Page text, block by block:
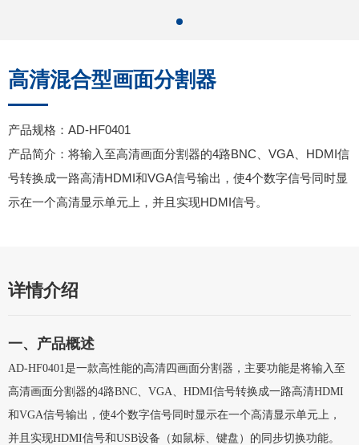
高清混合型画面分割器
产品规格：AD-HF0401
产品简介：将输入至高清画面分割器的4路BNC、VGA、HDMI信
号转换成一路高清HDMI和VGA信号输出，使4个数字信号同时显
示在一个高清显示单元上，并且实现HDMI信号。
详情介绍
一、产品概述
AD-HF0401是一款高性能的高清四画面分割器，主要功能是将输入至
高清画面分割器的4路BNC、VGA、HDMI信号转换成一路高清HDMI
和VGA信号输出，使4个数字信号同时显示在一个高清显示单元上，
并且实现HDMI信号和USB设备（如鼠标、键盘）的同步切换功能。